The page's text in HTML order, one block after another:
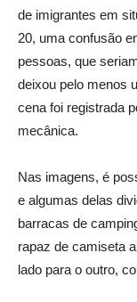
de imigrantes em
20, uma confusão
pessoas, que
deixou pelo menos
cena foi registrada
mecânica.
Nas imagens, é
e algumas delas
barracas de
rapaz de camiseta
lado para o outro,